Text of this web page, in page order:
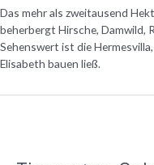
Das mehr als zweitausend
beherbergt Hirsche, Damwild,
Sehenswert ist die
Elisabeth bauen ließ.